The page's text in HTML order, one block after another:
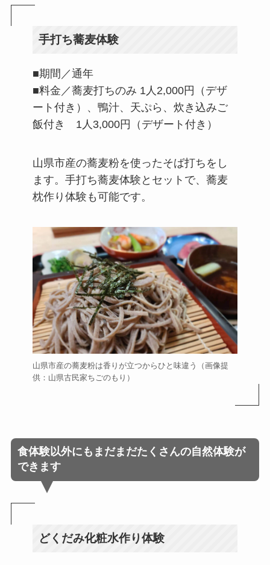
手打ち蕎麦体験
■期間／通年
■料金／蕎麦打ちのみ 1人2,000円（デザ
ート付き）、鴨汁、天ぷら、炊き込みご
飯付き 1人3,000円（デザート付き）
山県市産の蕎麦粉を使ったそば打ちをし
ます。手打ち蕎麦体験とセットで、蕎麦
枕作り体験も可能です。
山県市産の蕎麦粉は香りが立つからひと味違う（画像提
供：山県古民家ちごのもり）
食体験以外にもまだまだたくさんの自然体験が
できます
どくだみ化粧水作り体験